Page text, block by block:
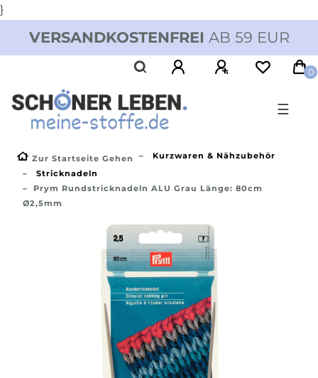
}
VERSANDKOSTENFREI AB 59 EUR
0
☰
Zur Startseite Gehen
Kurzwaren & Nähzubehör
Stricknadeln
Prym Rundstricknadeln ALU Grau Länge: 80cm
Ø2,5mm